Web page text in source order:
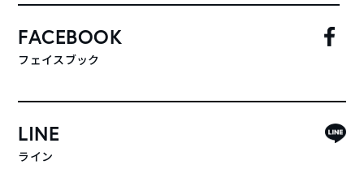
FACEBOOK
フェイスブック
LINE
ライン